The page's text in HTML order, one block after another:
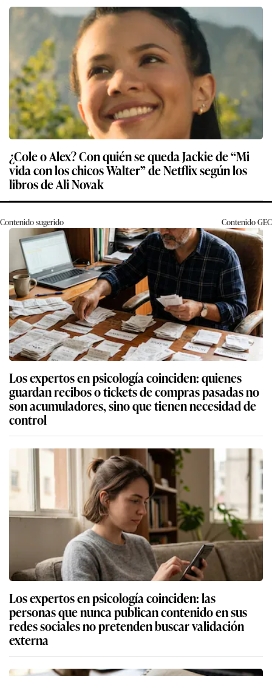
¿Cole o Alex? Con quién se queda Jackie de “Mi
vida con los chicos Walter” de Netflix según los
libros de Ali Novak
Contenido sugerido ContenidoGEC
Los expertos en psicología coinciden: quienes
guardan recibos o tickets de compras pasadas no
son acumuladores, sino que tienen necesidad de
control
Los expertos en psicología coinciden: las
personas que nunca publican contenido en sus
redes sociales no pretenden buscar validación
externa